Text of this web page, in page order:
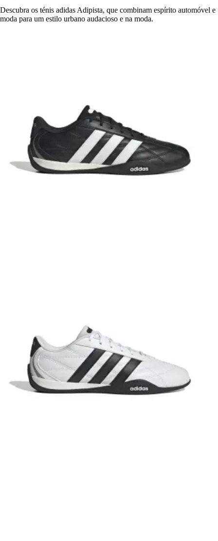
Descubra os ténis adidas Adipista, que combinam espírito automóvel e
moda para um estilo urbano audacioso e na moda.